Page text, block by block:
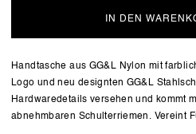
IN DEN
Handtasche aus GG&L Nylon mit
Logo und neu designten GG&L
Hardwaredetails versehen und kommt
abnehmbaren Schulterriemen. Vereint